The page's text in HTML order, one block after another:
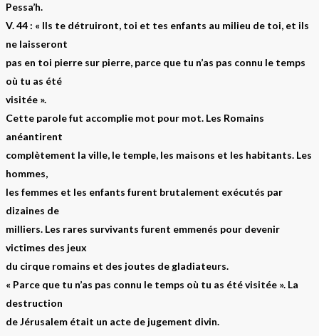
Pessa’h.
V. 44 : « Ils te détruiront, toi et tes enfants au milieu de toi, et ils
ne laisseront
pas en toi pierre sur pierre, parce que tu n’as pas connu le temps
où tu as été
visitée ».
Cette parole fut accomplie mot pour mot. Les Romains
anéantirent
complètement la ville, le temple, les maisons et les habitants. Les
hommes,
les femmes et les enfants furent brutalement exécutés par
dizaines de
milliers. Les rares survivants furent emmenés pour devenir
victimes des jeux
du cirque romains et des joutes de gladiateurs.
« Parce que tu n’as pas connu le temps où tu as été visitée ». La
destruction
de Jérusalem était un acte de jugement divin.